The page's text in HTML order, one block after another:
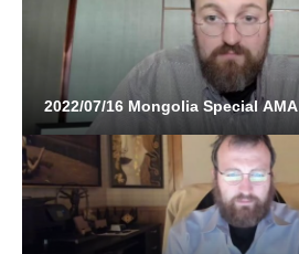
2022/07/16 Mongolia Special AMA